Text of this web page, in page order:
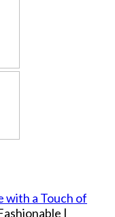
with a Touch of
|